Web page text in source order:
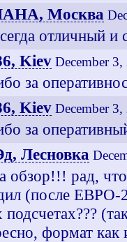
Москва
отличный и
Kiev December
за
Kiev December
за
Лесновка
обзор!!! рад,
(после ЕВРО-
подсчетах???
формат